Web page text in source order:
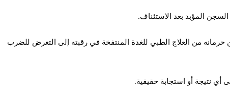
المؤبد بعد الاستئناف.
من العلاج الطبي للغدة المنتفخة في رقبته إلى التعرض للضرب
أي نتيجة أو استجابة حقيقية.